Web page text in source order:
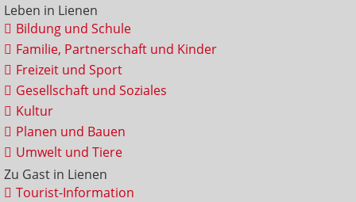
Leben in Lienen
Bildung und Schule
Familie, Partnerschaft und Kinder
Freizeit und Sport
Gesellschaft und Soziales
Kultur
Planen und Bauen
Umwelt und Tiere
Zu Gast in Lienen
Tourist-Information